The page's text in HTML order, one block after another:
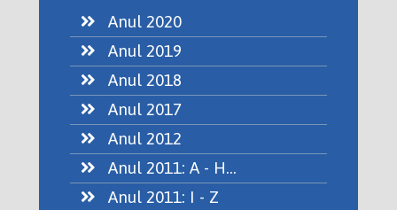
Anul 2020
Anul 2019
Anul 2018
Anul 2017
Anul 2012
Anul 2011: A - H...
Anul 2011: I - Z